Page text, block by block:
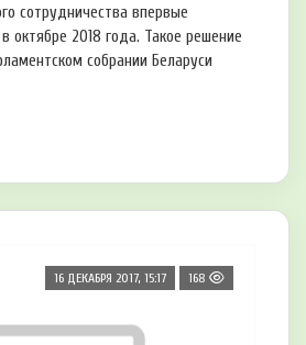
сотрудничества впервые
октябре 2018 года. Такое решение
собрании Беларуси
16 ДЕКАБРЯ 2017, 15:17 168